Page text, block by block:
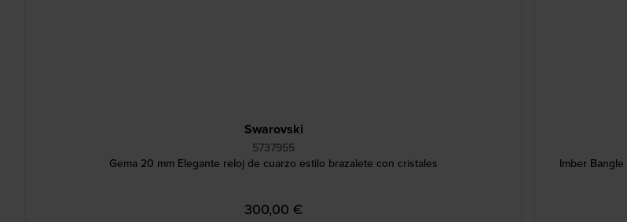
Swarovski
5737955
Gema 20 mm Elegante reloj de cuarzo estilo brazalete con cristales
300,00 €
Imber